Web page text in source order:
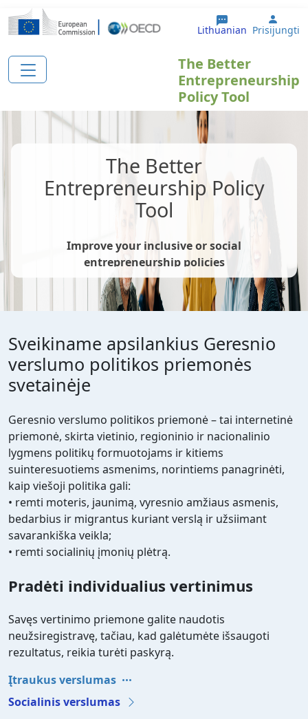
Pereiti į pagrindinį turinį
Lithuanian User
Prisijungti
The Better
Entrepreneurship
Policy Tool
The Better
Entrepreneurship Policy
Tool
Improve your inclusive or social
entrepreneurship policies
Sveikiname apsilankius Geresnio
verslumo politikos priemonės
svetainėje
Geresnio verslumo politikos priemonė – tai internetinė
priemonė, skirta vietinio, regioninio ir nacionalinio
lygmens politikų formuotojams ir kitiems
suinteresuotiems asmenims, norintiems panagrinėti,
kaip viešoji politika gali:
• remti moteris, jaunimą, vyresnio amžiaus asmenis,
bedarbius ir migrantus kuriant verslą ir užsiimant
savarankiška veikla;
• remti socialinių įmonių plėtrą.
Pradėti individualius vertinimus
Savęs vertinimo priemone galite naudotis
neužsiregistravę, tačiau, kad galėtumėte išsaugoti
rezultatus, reikia turėti paskyrą.
Įtraukus verslumas
Socialinis verslumas